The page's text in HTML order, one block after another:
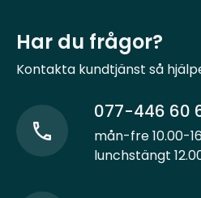
Har du frågor?
Kontakta kundtjänst så
077-446 60
mån-fre 10.00-
lunchstängt